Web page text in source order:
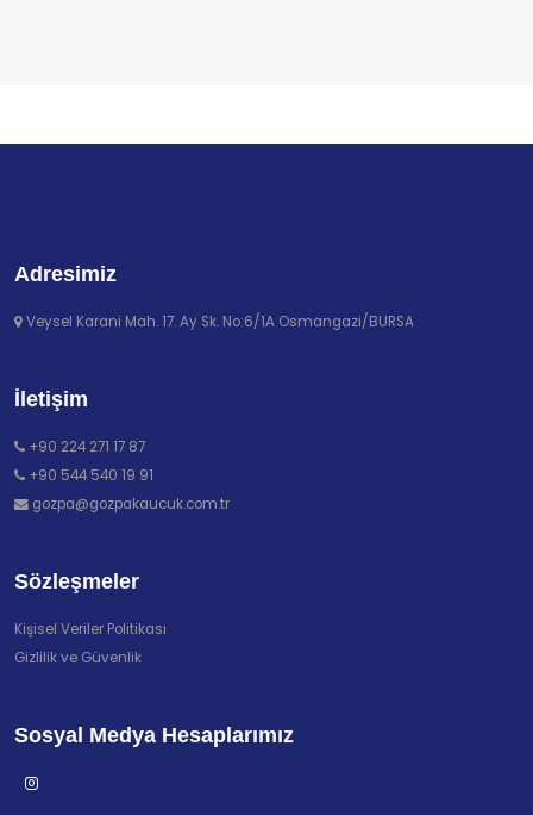
Adresimiz
Veysel Karani Mah. 17. Ay Sk. No:6/1A Osmangazi/BURSA
İletişim
+90 224 271 17 87
+90 544 540 19 91
gozpa@gozpakaucuk.com.tr
Sözleşmeler
Kişisel Veriler Politikası
Gizlilik ve Güvenlik
Sosyal Medya Hesaplarımız